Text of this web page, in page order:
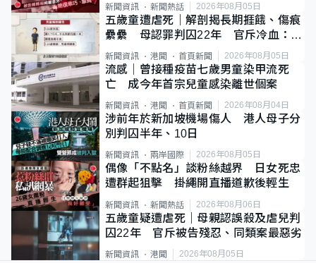
新聞資訊 新聞熱話 2026年08月05日
五歲童遭虐死｜解剖揭長期捱餓、傷痕
纍纍 母認罪判囚22年 官斥冷血：同
類案最惡劣
新聞資訊 港聞 首頁新聞 2026年08月05日
流感｜曾接種疫苗七歲男童染甲流死
亡 成今年首宗兒童感染離世個案
新聞資訊 港聞 首頁新聞 2026年08月04日
涉前年於新加坡機場傷人 港人母子分
別判囚半年、10日
新聞資訊 兩岸國際 2026年08月05日
偶像「不點名」談粉絲越界 日女死忠
遭群起狙擊 掛繩開直播道歉後輕生
新聞資訊 新聞熱話 2026年08月06日
五歲童疑遭虐死｜母親認誤殺及虐兒判
囚22年 官斥被告殘忍、同類案最惡劣
新聞資訊 港聞 2026年08月05日